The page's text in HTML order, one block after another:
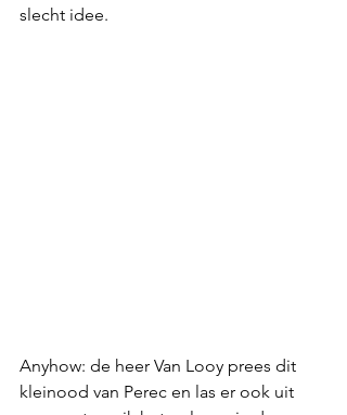
slecht idee.
Anyhow: de heer Van Looy prees dit
kleinood van Perec en las er ook uit